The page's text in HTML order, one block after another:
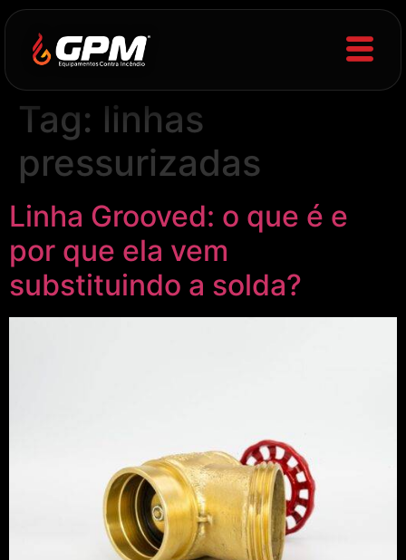
Tag: linhas
pressurizadas
Linha Grooved: o que é e
por que ela vem
substituindo a solda?